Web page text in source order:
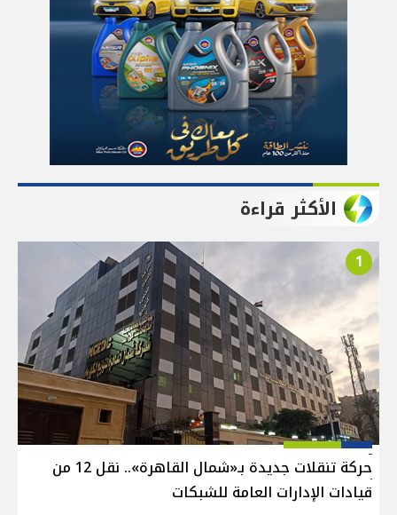
الأكثر قراءة
1
حركة تنقلات جديدة بـ«شمال القاهرة».. نقل 12 من
قيادات الإدارات العامة للشبكات